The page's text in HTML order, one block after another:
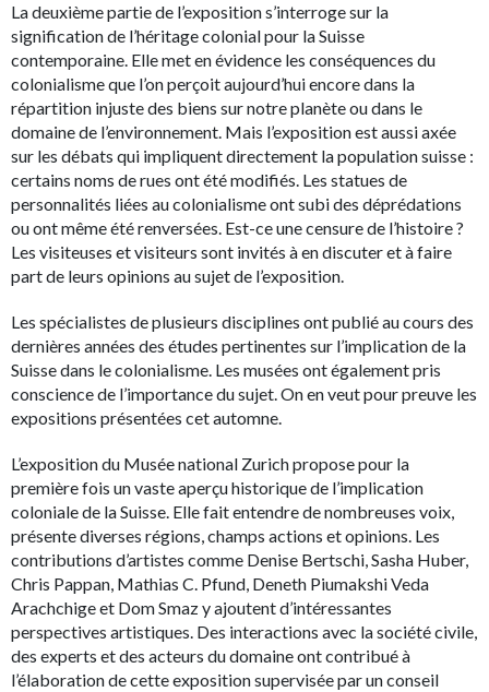
La deuxième partie de l’exposition s’interroge sur la
signification de l’héritage colonial pour la Suisse
contemporaine. Elle met en évidence les conséquences du
colonialisme que l’on perçoit aujourd’hui encore dans la
répartition injuste des biens sur notre planète ou dans le
domaine de l’environnement. Mais l’exposition est aussi axée
sur les débats qui impliquent directement la population suisse :
certains noms de rues ont été modifiés. Les statues de
personnalités liées au colonialisme ont subi des déprédations
ou ont même été renversées. Est-ce une censure de l’histoire ?
Les visiteuses et visiteurs sont invités à en discuter et à faire
part de leurs opinions au sujet de l’exposition.
Les spécialistes de plusieurs disciplines ont publié au cours des
dernières années des études pertinentes sur l’implication de la
Suisse dans le colonialisme. Les musées ont également pris
conscience de l’importance du sujet. On en veut pour preuve les
expositions présentées cet automne.
L’exposition du Musée national Zurich propose pour la
première fois un vaste aperçu historique de l’implication
coloniale de la Suisse. Elle fait entendre de nombreuses voix,
présente diverses régions, champs actions et opinions. Les
contributions d’artistes comme Denise Bertschi, Sasha Huber,
Chris Pappan, Mathias C. Pfund, Deneth Piumakshi Veda
Arachchige et Dom Smaz y ajoutent d’intéressantes
perspectives artistiques. Des interactions avec la société civile,
des experts et des acteurs du domaine ont contribué à
l’élaboration de cette exposition supervisée par un conseil